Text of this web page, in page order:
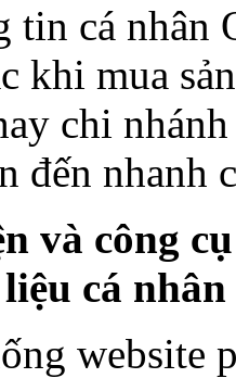
tin cá nhân
khi mua
chi
đến nhanh
và công
cá
website